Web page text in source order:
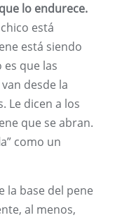
lo endurece.
está
está siendo
que las
desde la
Le dicen a los
que se abran.
como un
la base del pene
al menos,